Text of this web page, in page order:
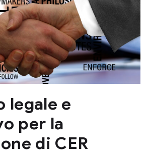
legale e
per la
di CER